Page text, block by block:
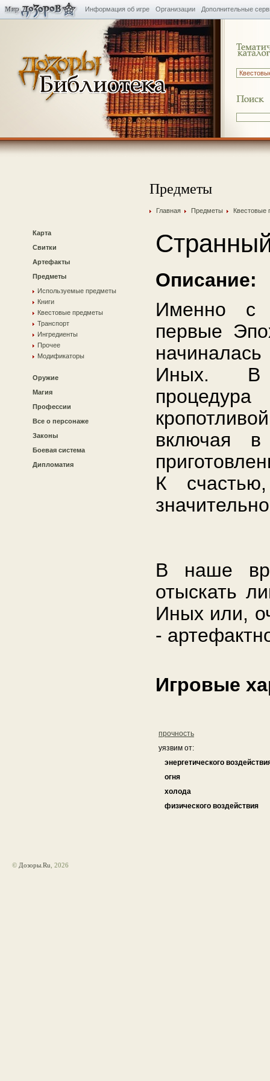
Информация об игре Организации Дополнительные
Карта
Свитки
Артефакты
Предметы
Используемые предметы
Книги
Квестовые предметы
Транспорт
Ингредиенты
Прочее
Модификаторы
Оружие
Магия
Профессии
Все о персонаже
Законы
Боевая система
Дипломатия
Предметы
Главная Предметы Квестовые
Описание:
Именно с
первые
Иных. В
включая
К
В наше
отыскать
Иных или,
-
Игровые
прочность
уязвим от:
энергетического
огня
холода
физического воздействия
© Дозоры.Ru , 2026